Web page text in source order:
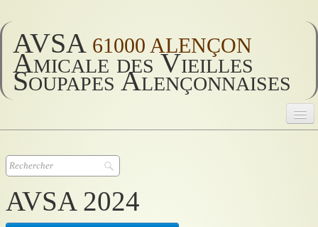
AVSA 61000 ALENÇON
Amicale des Vieilles
Soupapes Alençonnaises
Accueil
AVSA 2026
AVSA 2024